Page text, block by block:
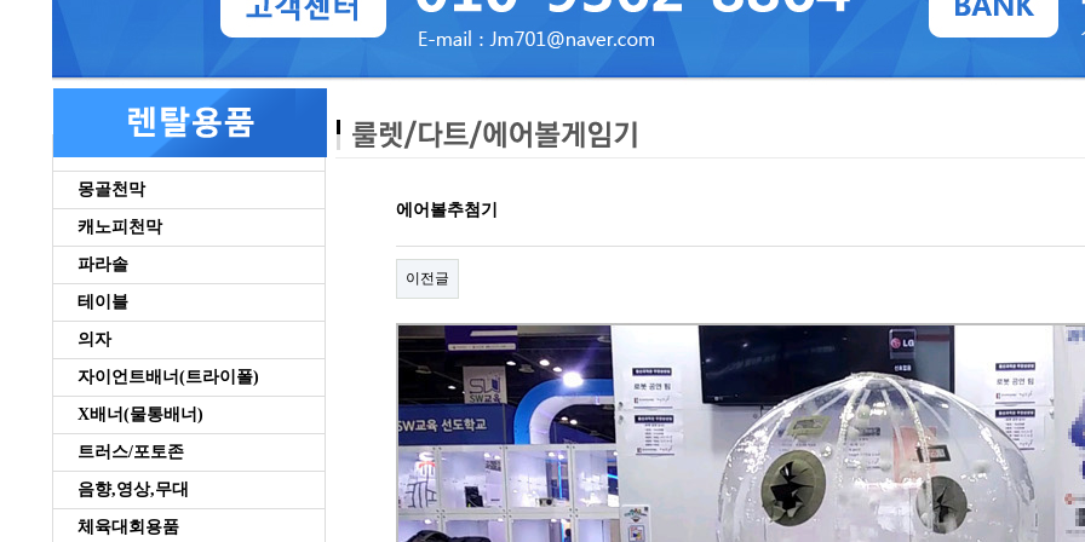
몽골천막
캐노피천막
파라솔
테이블
의자
자이언트배너(트라이폴)
X배너(물통배너)
트러스/포토존
음향,영상,무대
체육대회용품
에어볼추첨기
이전글